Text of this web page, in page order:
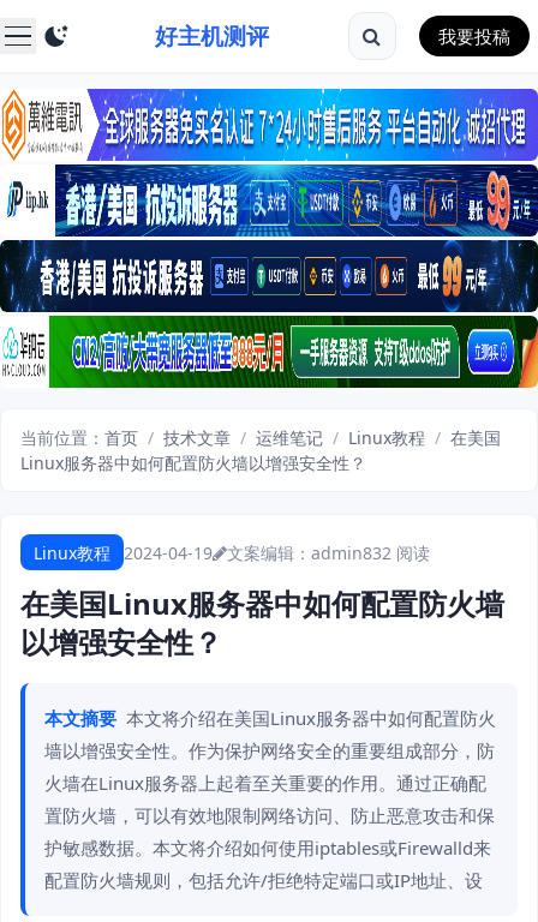
好主机测评 我要投稿
当前位置： 首页 / 技术文章 / 运维笔记 / Linux教程 / 在美国
Linux服务器中如何配置防火墙以增强安全性？
Linux教程 2024-04-19 文案编辑：admin832 阅读
在美国Linux服务器中如何配置防火墙
以增强安全性？
本文摘要 本文将介绍在美国Linux服务器中如何配置防火
墙以增强安全性。作为保护网络安全的重要组成部分，防
火墙在Linux服务器上起着至关重要的作用。通过正确配
置防火墙，可以有效地限制网络访问、防止恶意攻击和保
护敏感数据。本文将介绍如何使用iptables或Firewalld来
配置防火墙规则，包括允许/拒绝特定端口或IP地址、设